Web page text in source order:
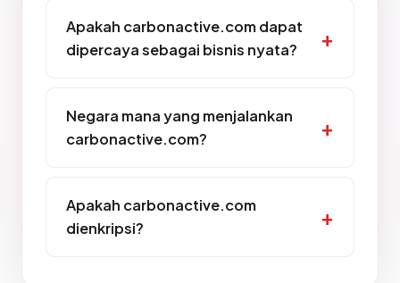
Apakah carbonactive.com dapat
dipercaya sebagai bisnis nyata?
Negara mana yang menjalankan
carbonactive.com?
Apakah carbonactive.com
dienkripsi?